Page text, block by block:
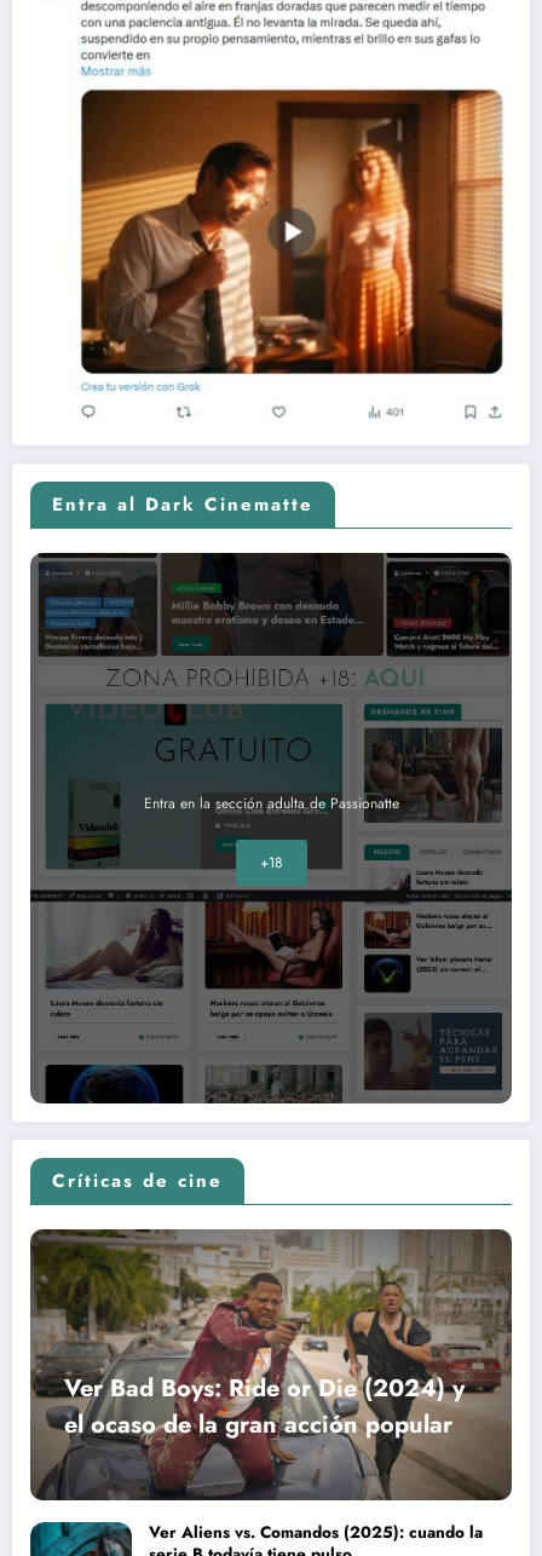
Entra al Dark Cinematte
Entra en la sección adulta de Passionatte
+18
Críticas de cine
Ver Bad Boys: Ride or Die (2024) y
el ocaso de la gran acción popular
Ver Aliens vs. Comandos (2025): cuando la